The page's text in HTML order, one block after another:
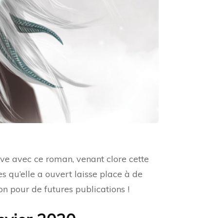
avec ce roman, venant clore cette
qu’elle a ouvert laisse place à de
pour de futures publications !